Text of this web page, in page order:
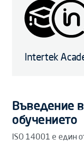
Intertek
Въведение
обучението
ISO 14001 е един